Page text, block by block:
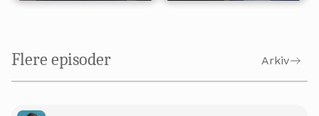
Flere episoder Arkiv